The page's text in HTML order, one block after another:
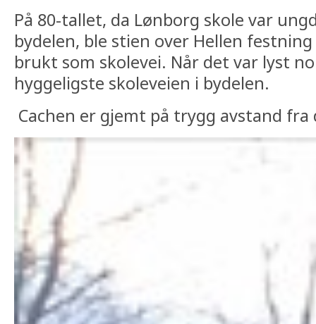
På 80-tallet, da Lønborg skole var
bydelen, ble stien over Hellen
brukt som skolevei. Når det var lyst
hyggeligste skoleveien i bydelen.
Cachen er gjemt på trygg avstand